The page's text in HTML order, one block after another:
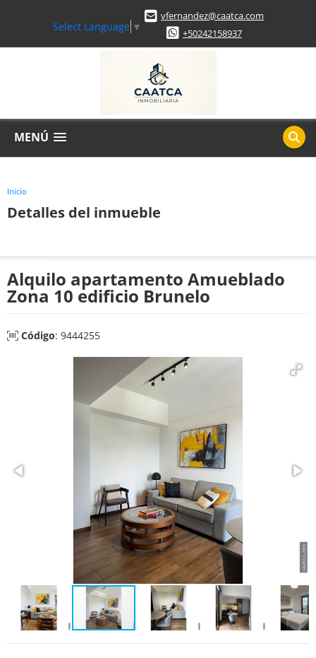
Select Language ▼
vfernandez@caatca.com
+50242158937
MENÚ
Inicio
Detalles del inmueble
Alquilo apartamento Amueblado
Zona 10 edificio Brunelo
Código: 9444255